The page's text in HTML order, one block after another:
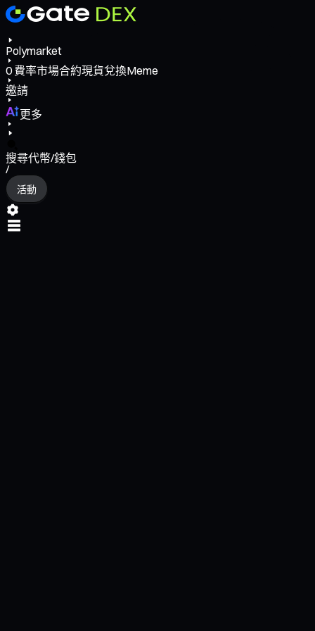
Polymarket
0費率市場合約現貨兌換Meme
邀請
更多
搜尋代幣/錢包
/
活動